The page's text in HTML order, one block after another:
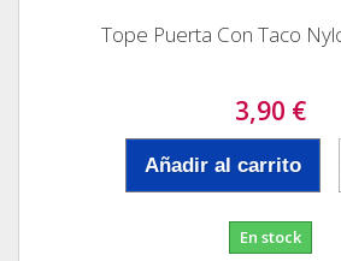
Tope Puerta Con Taco
3,90 €
Añadir al carrito
En stock